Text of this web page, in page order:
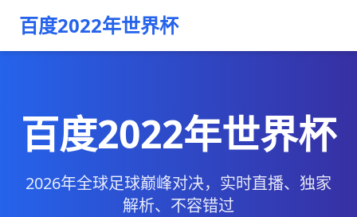
百度2022年世界杯
百度2022年世界杯
2026年全球足球巅峰对决，实时直播、独家
解析、不容错过